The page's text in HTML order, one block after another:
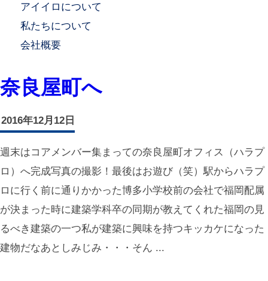
アイイロについて
私たちについて
会社概要
奈良屋町へ
2016年12月12日
週末はコアメンバー集まっての奈良屋町オフィス（ハラプ
ロ）へ完成写真の撮影！最後はお遊び（笑）駅からハラプ
ロに行く前に通りかかった博多小学校前の会社で福岡配属
が決まった時に建築学科卒の同期が教えてくれた福岡の見
るべき建築の一つ私が建築に興味を持つキッカケになった
建物だなあとしみじみ・・・そん ...